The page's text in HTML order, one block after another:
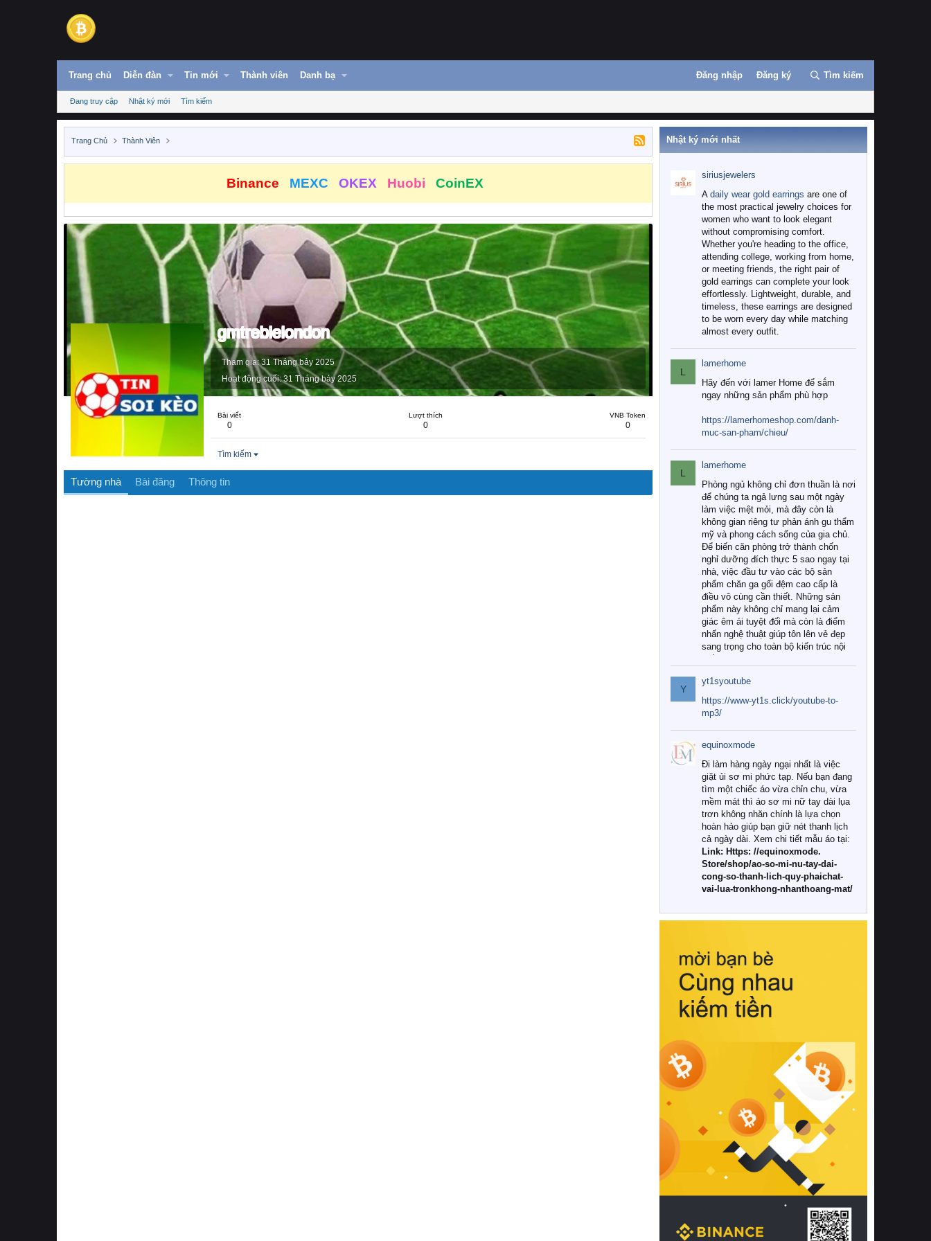
Trang chủ Diễn đàn Tin mới Thành viên Danh bạ Đăng nhập Đăng ký Tìm kiếm
Đang truy cập Nhật ký mới Tìm kiếm
Trang Chủ Thành Viên
Binance MEXC OKEX Huobi CoinEX
gmtreblelondon
Tham gia 31 Tháng bảy 2025
Hoạt động cuối 31 Tháng bảy 2025
Bài viết
0
Lượt thích
0
VNB Token
0
Tìm kiếm
Tường nhà Bài đăng Thông tin
Nhật ký mới nhất
siriusjewelers
A daily wear gold earrings are one of
the most practical jewelry choices for
women who want to look elegant
without compromising comfort.
Whether you're heading to the office,
attending college, working from home,
or meeting friends, the right pair of
gold earrings can complete your look
effortlessly. Lightweight, durable, and
timeless, these earrings are designed
to be worn every day while matching
almost every outfit.
L
lamerhome
Hãy đến với lamer Home để sắm
ngay những sản phẩm phù hợp
https://lamerhomeshop.com/danh-
muc-san-pham/chieu/
L
lamerhome
Phòng ngủ không chỉ đơn thuần là nơi
để chúng ta ngả lưng sau một ngày
làm việc mệt mỏi, mà đây còn là
không gian riêng tư phản ánh gu thẩm
mỹ và phong cách sống của gia chủ.
Để biến căn phòng trở thành chốn
nghỉ dưỡng đích thực 5 sao ngay tại
nhà, việc đầu tư vào các bộ sản
phẩm chăn ga gối đệm cao cấp là
điều vô cùng cần thiết. Những sản
phẩm này không chỉ mang lại cảm
giác êm ái tuyệt đối mà còn là điểm
nhấn nghệ thuật giúp tôn lên vẻ đẹp
sang trọng cho toàn bộ kiến trúc nội
Tuy nhiên, giữa thị trường đa dạng
với vô vàn thương hiệu và mẫu mã
như hiện nay, làm thế nào để chọn
được những bộ chăn ga gối đệm cao
cấp thực sự chất lượng, phù hợp với
khí hậu và nhu cầu sử dụng của gia
đình? Hãy cùng chúng tôi đi tìm lời
giải đáp chi tiết qua bài viết dưới đây.
1. Tại sao các gia đình hiện đại lại ưa
chuộng chăn ga gối đệm cao cấp?
Khác với các dòng sản phẩm thông
thường, những bộ chăn ga gối đệm
cao cấp trải qua quy trình sản xuất
nghiêm ngặt từ khâu chọn lọc nguyên
liệu tự nhiên đến công nghệ dệt
nhuộm hiện đại không chứa hóa chất
này, bạn sẽ cảm nhận rõ rệt sự khác
hồi chuẩn xác của phần đệm nâng đỡ
cột sống.
Bên cạnh đó, việc lựa chọn các dòng
sản phẩm đạt chuẩn chất lượng quốc
tế còn giúp ngăn ngừa tình trạng kích
khuẩn và nấm mốc trong điều kiện
thời tiết nóng ẩm. Bạn có thể tìm hiểu
thêm các nghiên cứu khoa học về tác
động của giấc ngủ và môi trường
phòng ngủ đối với sức khỏe con
người tại Sleep Foundation (External
Link) để có cái nhìn toàn diện hơn.
2. Các tiêu chí vàng khi lựa chọn
chăn ga gối đệm cao cấp cho phòng
ngủ
Để sở hữu một bộ chăn ga gối đệm
cao cấp hoàn hảo cả về thẩm mỹ lẫn
công năng, người tiêu dùng cần cân
nhắc kỹ lưỡng các tiêu chí quan trọng
Y
yt1syoutube
https://www-yt1s.click/youtube-to-
mp3/
equinoxmode
Đi làm hàng ngày ngại nhất là việc
giặt ủi sơ mi phức tạp. Nếu bạn đang
tìm một chiếc áo vừa chỉn chu, vừa
mềm mát thì áo sơ mi nữ tay dài lụa
trơn không nhăn chính là lựa chọn
hoàn hảo giúp bạn giữ nét thanh lịch
cả ngày dài. Xem chi tiết mẫu áo tại:
Link: Https: //equinoxmode.
Store/shop/ao-so-mi-nu-tay-dai-
cong-so-thanh-lich-quy-phaichat-
vai-lua-tronkhong-nhanthoang-mat/